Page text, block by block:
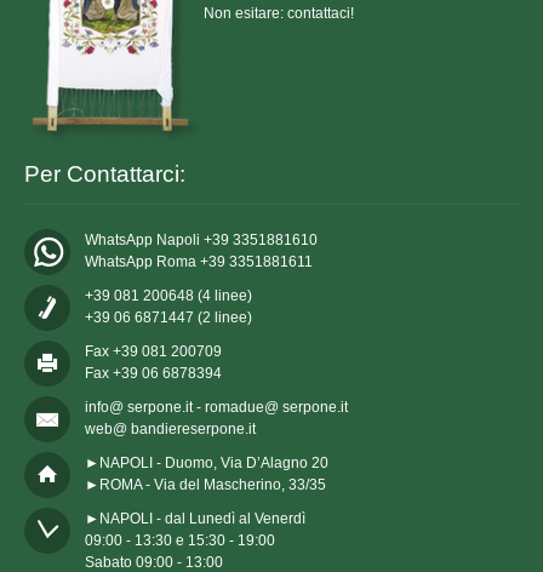
Non esitare: contattaci!
Per Contattarci:
WhatsApp Napoli +39 3351881610
WhatsApp Roma +39 3351881611
+39 081 200648 (4 linee)
+39 06 6871447 (2 linee)
Fax +39 081 200709
Fax +39 06 6878394
info@ serpone.it - romadue@ serpone.it
web@ bandiereserpone.it
►NAPOLI - Duomo, Via D’Alagno 20
►ROMA - Via del Mascherino, 33/35
►NAPOLI - dal Lunedì al Venerdì
09:00 - 13:30 e 15:30 - 19:00
Sabato 09:00 - 13:00